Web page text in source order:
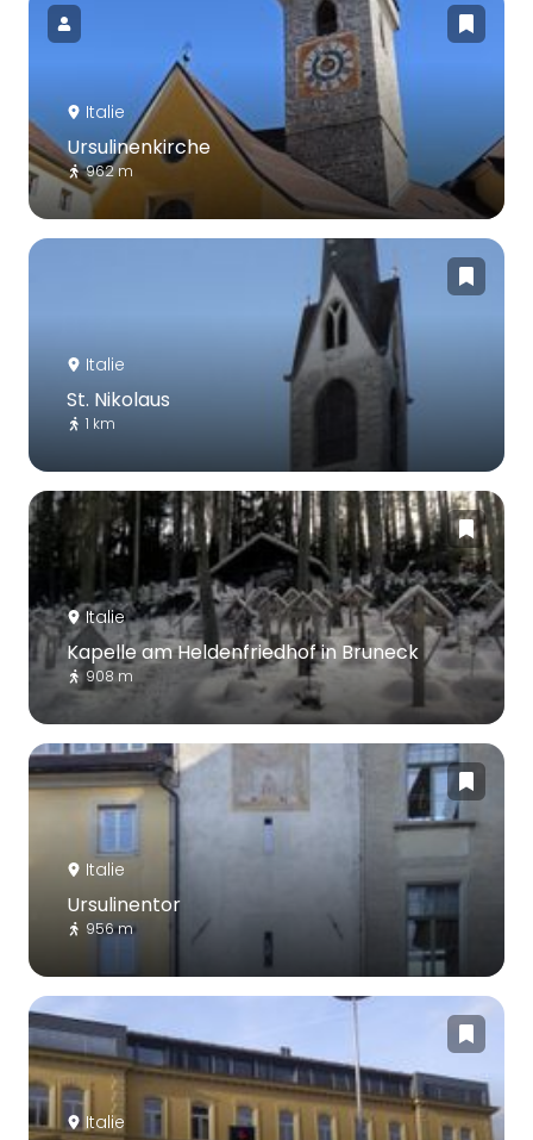
Italie
Ursulinenkirche
962 m
Italie
St. Nikolaus
1 km
Italie
Kapelle am Heldenfriedhof in Bruneck
908 m
Italie
Ursulinentor
956 m
Italie